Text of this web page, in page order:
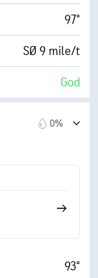
10 mi
30000 fot
97°
SØ 9 mile/t
God
68° F
4%
0%
93°